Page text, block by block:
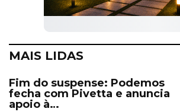
MAIS LIDAS
Fim do suspense: Podemos
fecha com Pivetta e anuncia
apoio à…